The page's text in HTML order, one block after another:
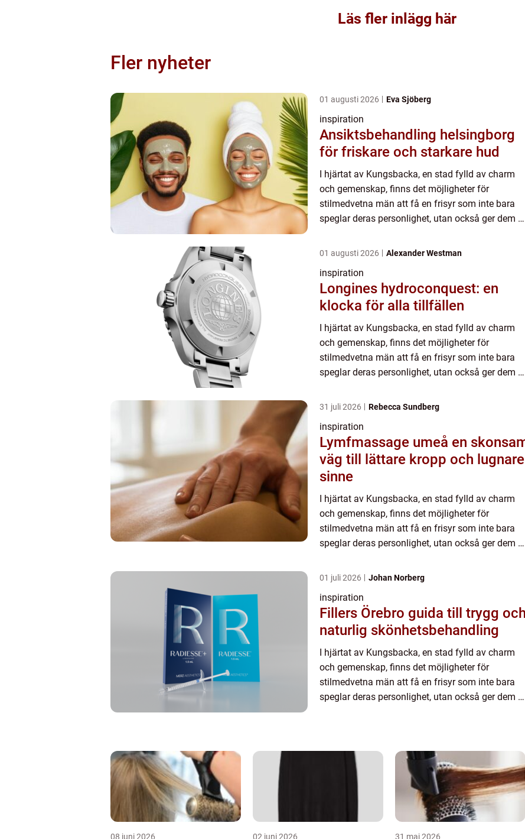
Läs fler inlägg här
Fler nyheter
01 augusti 2026 Eva Sjöberg
inspiration
Ansiktsbehandling helsingborg
för friskare och starkare hud
I hjärtat av Kungsbacka, en stad fylld av charm
och gemenskap, finns det möjligheter för
stilmedvetna män att få en frisyr som inte bara
speglar deras personlighet, utan också ger dem en
01 augusti 2026 Alexander Westman
inspiration
Longines hydroconquest: en
klocka för alla tillfällen
I hjärtat av Kungsbacka, en stad fylld av charm
och gemenskap, finns det möjligheter för
stilmedvetna män att få en frisyr som inte bara
speglar deras personlighet, utan också ger dem en
31 juli 2026 Rebecca Sundberg
inspiration
Lymfmassage umeå en skonsam
väg till lättare kropp och lugnare
sinne
I hjärtat av Kungsbacka, en stad fylld av charm
och gemenskap, finns det möjligheter för
stilmedvetna män att få en frisyr som inte bara
speglar deras personlighet, utan också ger dem en
01 juli 2026 Johan Norberg
inspiration
Fillers Örebro guida till trygg och
naturlig skönhetsbehandling
I hjärtat av Kungsbacka, en stad fylld av charm
och gemenskap, finns det möjligheter för
stilmedvetna män att få en frisyr som inte bara
speglar deras personlighet, utan också ger dem en
08 juni 2026 02 juni 2026 31 maj 2026